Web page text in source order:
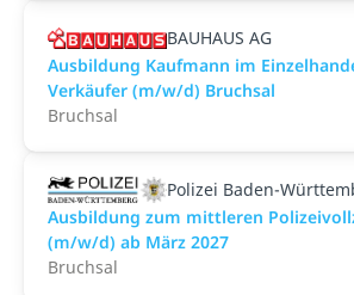
BAUHAUS AG
Ausbildung Kaufmann im
Verkäufer (m/w/d) Bruchsal
Bruchsal
Polizei Baden-
Ausbildung zum mittleren
(m/w/d) ab März 2027
Bruchsal